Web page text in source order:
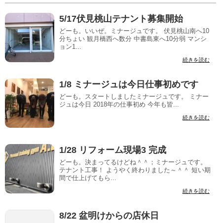
5/17伏見桃山テナント募集開始
どーも。いいぜ。ミナージュです。 伏見桃山南へ10
分ちょい 観月橋西へ数分 中書島東へ10分弱 マンシ
ョン1...
続きを読む
1/8 ミナージュは今日仕事初めです
どーも。スタートしましたミナージュです。 ミナー
ジュは今日 2018年の仕事初め 今年も皆...
続きを読む
1/28 リフォーム現場3 完成
どーも。決まってるけどね＾＾；ミナージュです。
テナント工事！ ようやく終わりました～＾＾ 短い期
間で仕上げてもら...
続きを読む
8/22 盆明けからの店休日